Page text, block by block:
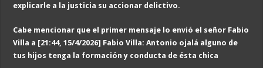
explicarle a la justicia su accionar delictivo.
Cabe mencionar que el primer mensaje lo envió el señor Fabio
Villa a [21:44, 15/4/2026] Fabio Villa: Antonio ojalá alguno de
tus hijos tenga la formación y conducta de ésta chica